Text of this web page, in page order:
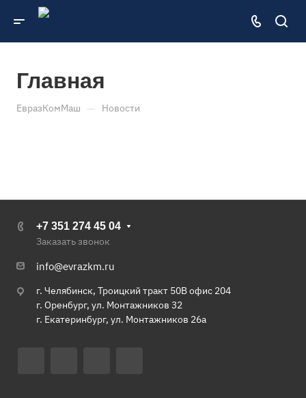
Главная
ЕвразКомМаш — Новости
+7 351 274 45 04
Заказать звонок
info@evrazkm.ru
г. Челябинск, Троицкий тракт 50В офис 204
г. Оренбург, ул. Монтажников 32
г. Екатеринбург, ул. Монтажников 26а